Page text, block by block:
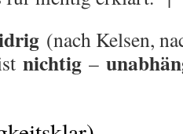
(nach Kelsen,
nichtig –